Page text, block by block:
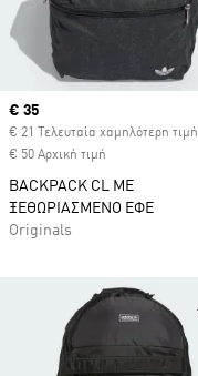
Current price
€ 35
€ 21 Τελευταία χαμηλότερη τιμή
€ 50 Αρχική τιμή
BACKPACK CL ΜΕ
ΞΕΘΩΡΙΑΣΜΕΝΟ ΕΦΕ
Originals